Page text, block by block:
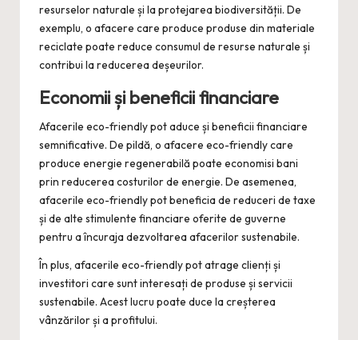
resurselor naturale și la protejarea biodiversității. De
exemplu, o afacere care produce produse din materiale
reciclate poate reduce consumul de resurse naturale și
contribui la reducerea deșeurilor.
Economii și beneficii financiare
Afacerile eco-friendly pot aduce și beneficii financiare
semnificative. De pildă, o afacere eco-friendly care
produce energie regenerabilă poate economisi bani
prin reducerea costurilor de energie. De asemenea,
afacerile eco-friendly pot beneficia de reduceri de taxe
și de alte stimulente financiare oferite de guverne
pentru a încuraja dezvoltarea afacerilor sustenabile.
În plus, afacerile eco-friendly pot atrage clienți și
investitori care sunt interesați de produse și servicii
sustenabile. Acest lucru poate duce la creșterea
vânzărilor și a profitului.